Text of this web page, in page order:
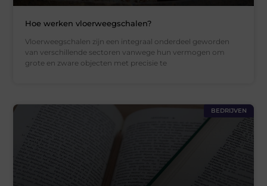
Hoe werken vloerweegschalen?
Vloerweegschalen zijn een integraal onderdeel geworden
van verschillende sectoren vanwege hun vermogen om
grote en zware objecten met precisie te
BEDRIJVEN